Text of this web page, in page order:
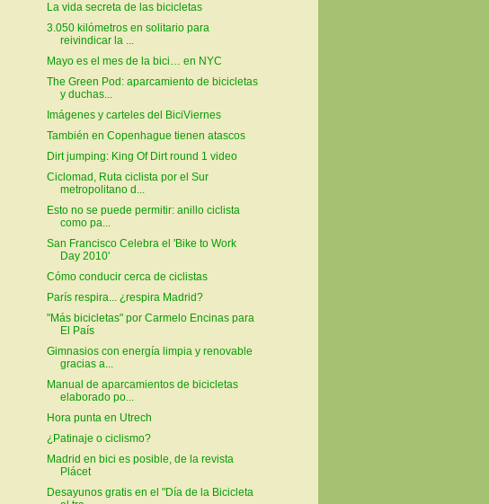
La vida secreta de las bicicletas
3.050 kilómetros en solitario para
reivindicar la ...
Mayo es el mes de la bici… en NYC
The Green Pod: aparcamiento de bicicletas
y duchas...
Imágenes y carteles del BiciViernes
También en Copenhague tienen atascos
Dirt jumping: King Of Dirt round 1 video
Ciclomad, Ruta ciclista por el Sur
metropolitano d...
Esto no se puede permitir: anillo ciclista
como pa...
San Francisco Celebra el 'Bike to Work
Day 2010'
Cómo conducir cerca de ciclistas
París respira... ¿respira Madrid?
"Más bicicletas" por Carmelo Encinas para
El País
Gimnasios con energía limpia y renovable
gracias a...
Manual de aparcamientos de bicicletas
elaborado po...
Hora punta en Utrech
¿Patinaje o ciclismo?
Madrid en bici es posible, de la revista
Plácet
Desayunos gratis en el "Día de la Bicicleta